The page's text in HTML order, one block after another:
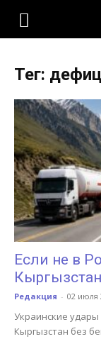
KLOOP.KG
Новости
Кыргызстана
Тег:
Если не в
Редакция - 02 июля
Украинские удары
Кыргызстан без